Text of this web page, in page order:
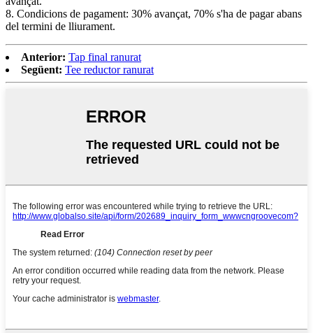
8. Condicions de pagament: 30% avançat, 70% s'ha de pagar abans
del termini de lliurament.
Anterior: Tap final ranurat
Següent: Tee reductor ranurat